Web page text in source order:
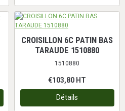
CROISILLON 6C PATIN BAS
TARAUDE 1510880
1510880
€103,80 HT
Détails